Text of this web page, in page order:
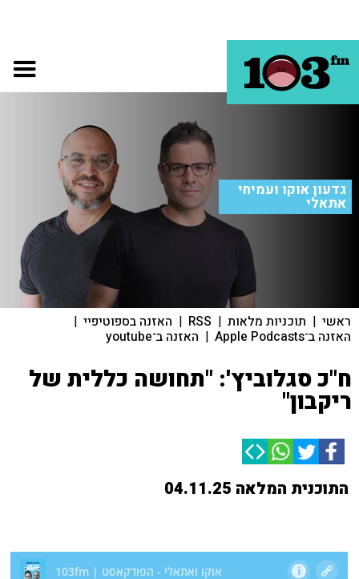
גדעון אוקו ועמיחי
אתאלי
ראשי | תוכניות מלאות |
RSS
| האזנה בספוטיפיי |
האזנה ב־Apple Podcasts | האזנה ב־youtube
ח"כ סגלוביץ': "תחושה כללית של
ריקבון"
התוכנית המלאה 04.11.25